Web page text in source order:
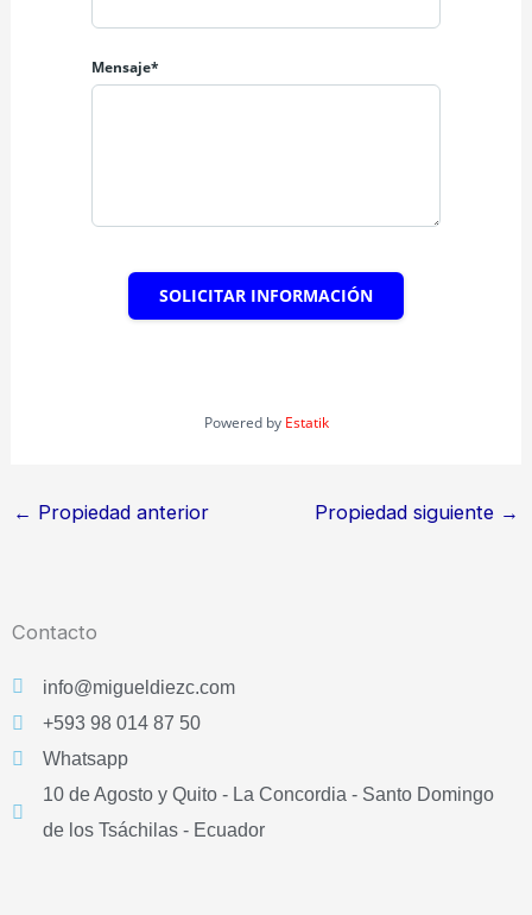
Mensaje*
SOLICITAR INFORMACIÓN
Powered by Estatik
← Propiedad anterior Propiedad siguiente →
Contacto
info@migueldiezc.com
+593 98 014 87 50
Whatsapp
10 de Agosto y Quito - La Concordia - Santo Domingo
de los Tsáchilas - Ecuador